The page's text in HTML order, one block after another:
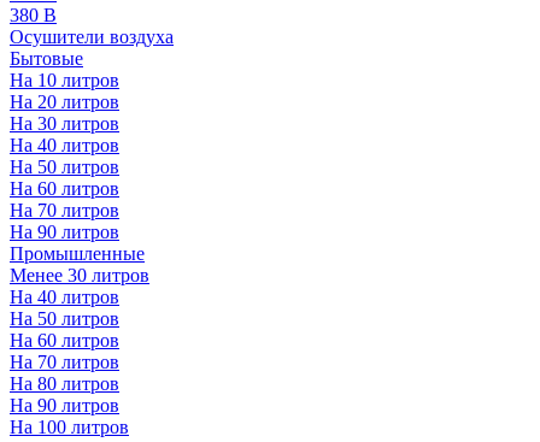
380 В
Осушители воздуха
Бытовые
На 10 литров
На 20 литров
На 30 литров
На 40 литров
На 50 литров
На 60 литров
На 70 литров
На 90 литров
Промышленные
Менее 30 литров
На 40 литров
На 50 литров
На 60 литров
На 70 литров
На 80 литров
На 90 литров
На 100 литров